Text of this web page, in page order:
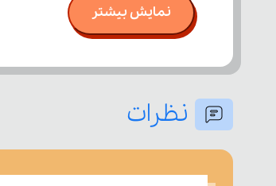
نمایش بیشتر
نظرات